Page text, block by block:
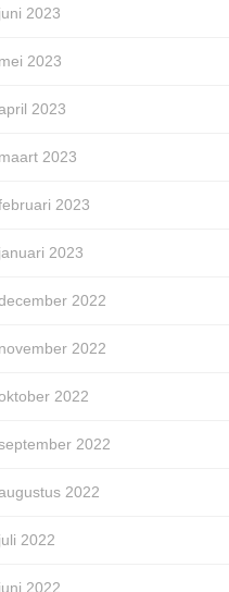
juni 2023
mei 2023
2023
maart 2023
2023
januari 2023
2022
november 2022
2022
2022
2022
juli 2022
juni 2022